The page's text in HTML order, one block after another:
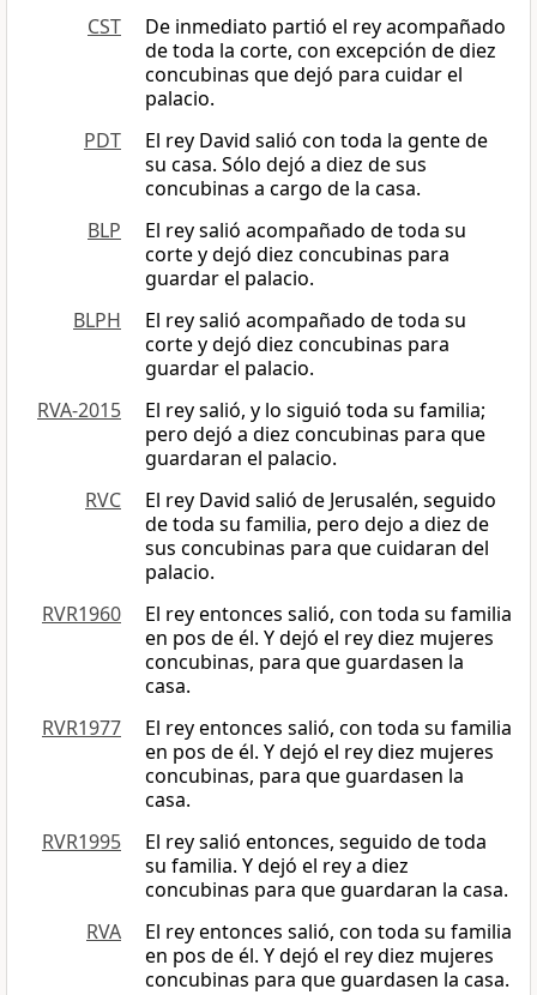
CST
De inmediato partió el rey acompañado
de toda la corte, con excepción de diez
concubinas que dejó para cuidar el
palacio.
PDT
El rey David salió con toda la gente de
su casa. Sólo dejó a diez de sus
concubinas a cargo de la casa.
BLP
El rey salió acompañado de toda su
corte y dejó diez concubinas para
guardar el palacio.
BLPH
El rey salió acompañado de toda su
corte y dejó diez concubinas para
guardar el palacio.
RVA-2015
El rey salió, y lo siguió toda su familia;
pero dejó a diez concubinas para que
guardaran el palacio.
RVC
El rey David salió de Jerusalén, seguido
de toda su familia, pero dejo a diez de
sus concubinas para que cuidaran del
palacio.
RVR1960
El rey entonces salió, con toda su familia
en pos de él. Y dejó el rey diez mujeres
concubinas, para que guardasen la
casa.
RVR1977
El rey entonces salió, con toda su familia
en pos de él. Y dejó el rey diez mujeres
concubinas, para que guardasen la
casa.
RVR1995
El rey salió entonces, seguido de toda
su familia. Y dejó el rey a diez
concubinas para que guardaran la casa.
RVA
El rey entonces salió, con toda su familia
en pos de él. Y dejó el rey diez mujeres
concubinas para que guardasen la casa.